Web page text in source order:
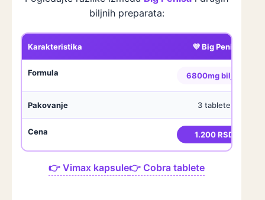
biljnih preparata:
Karakteristika 💜 Big Penis
Formula 6800mg biljna
Pakovanje 3 tablete
Cena 1.200 RSD
👉 Vimax kapsule👉 Cobra tablete